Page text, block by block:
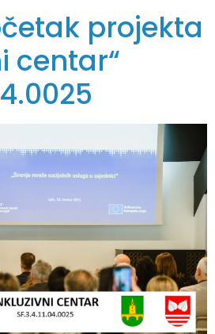
projekta
centar“